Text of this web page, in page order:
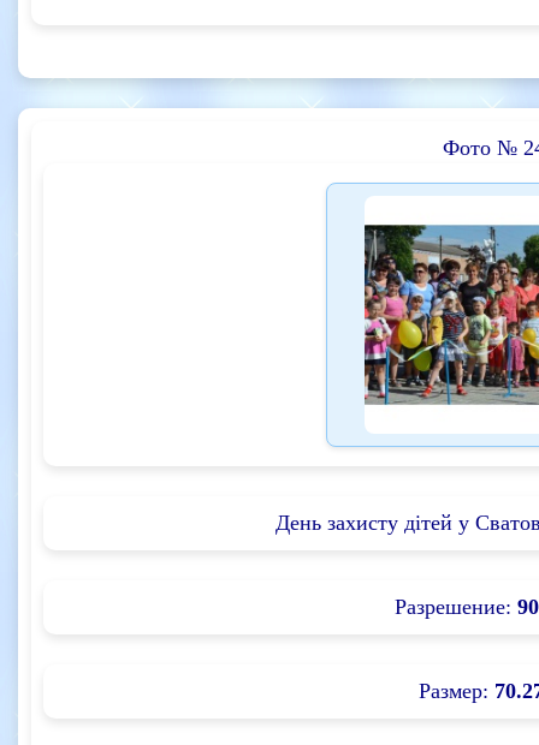
Фото №
День захисту дітей у
Разрешение:
Размер: